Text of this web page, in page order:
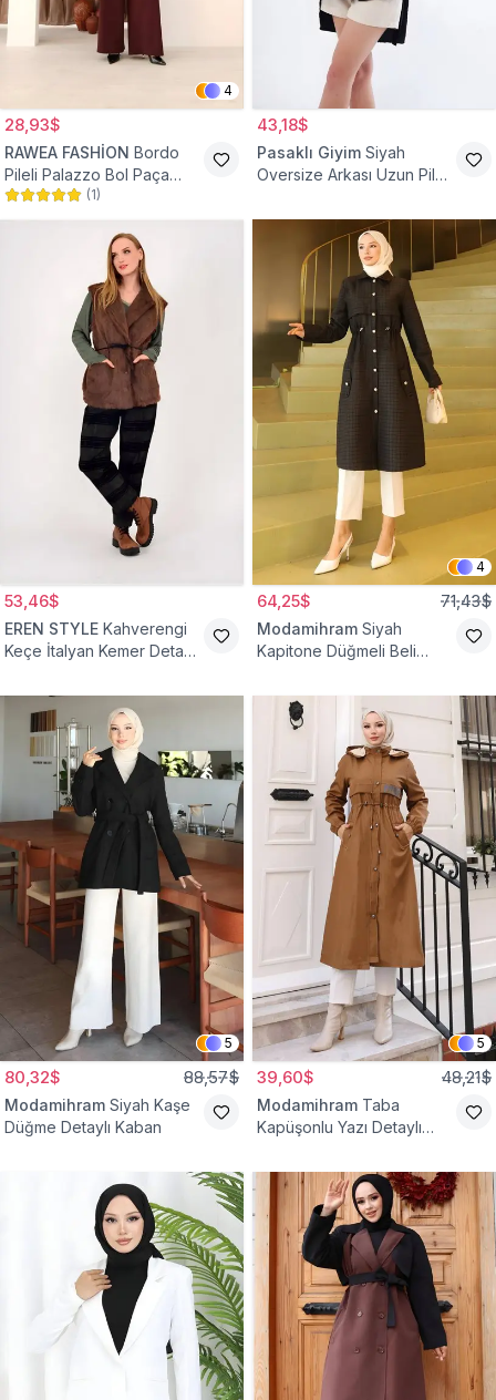
4
28,93$
RAWEA FASHİON Bordo
Pileli Palazzo Bol Paça
Yüksek Bel Tesettür
Pantolon
(1)
43,18$
Pasaklı Giyim Siyah
Oversize Arkası Uzun Pileli
53,46$
EREN STYLE Kahverengi
Keçe İtalyan Kemer Detaylı
4
64,25$ 71,43$
Modamihram Siyah
Kapitone Düğmeli Beli
5
80,32$ 88,57$
Modamihram Siyah Kaşe
Düğme Detaylı Kaban
5
39,60$ 48,21$
Modamihram Taba
Kapüşonlu Yazı Detaylı